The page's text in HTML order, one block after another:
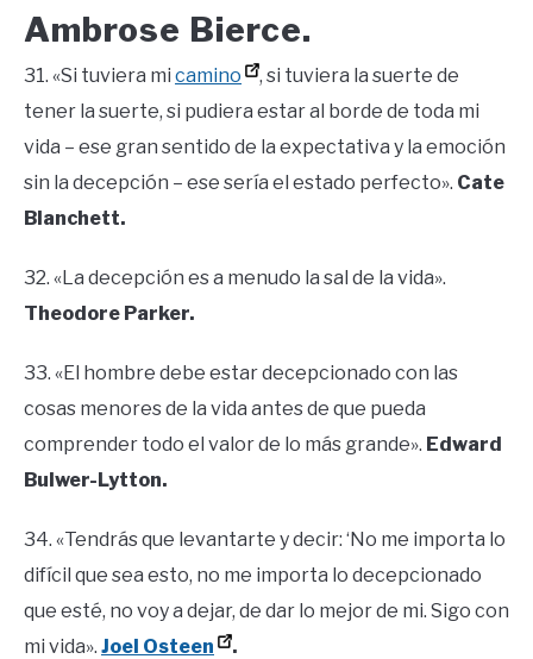
Ambrose Bierce.
31. «Si tuviera mi camino
, si tuviera la suerte de
tener la suerte, si pudiera estar al borde de toda mi
vida – ese gran sentido de la expectativa y la emoción
sin la decepción – ese sería el estado perfecto». Cate
Blanchett.
32. «La decepción es a menudo la sal de la vida».
Theodore Parker.
33. «El hombre debe estar decepcionado con las
cosas menores de la vida antes de que pueda
comprender todo el valor de lo más grande». Edward
Bulwer-Lytton.
34. «Tendrás que levantarte y decir: ‘No me importa lo
difícil que sea esto, no me importa lo decepcionado
que esté, no voy a dejar, de dar lo mejor de mi. Sigo con
mi vida». Joel Osteen .